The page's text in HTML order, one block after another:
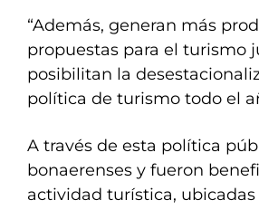
“Además, generan más
propuestas para el turismo
posibilitan la
política de turismo todo el
A través de esta política
bonaerenses y fueron
actividad turística, ubicadas